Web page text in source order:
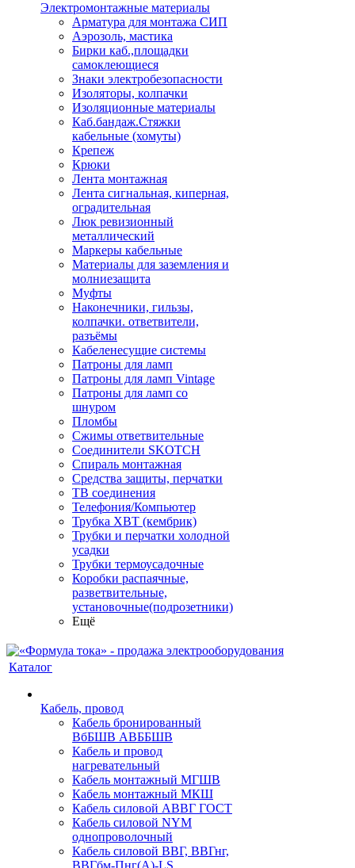
Электромонтажные материалы
Арматура для монтажа СИП
Аэрозоль, мастика
Бирки каб.,площадки
самоклеющиеся
Знаки электробезопасности
Изоляторы, колпачки
Изоляционные материалы
Каб.бандаж.Стяжки
кабельные (хомуты)
Крепеж
Крюки
Лента монтажная
Лента сигнальная, киперная,
оградительная
Люк ревизионный
металлический
Маркеры кабельные
Материалы для заземления и
молниезащита
Муфты
Наконечники, гильзы,
колпачки. ответвители,
разъёмы
Кабеленесущие системы
Патроны для ламп
Патроны для ламп Vintage
Патроны для ламп со
шнуром
Пломбы
Сжимы ответвительные
Соединители SKOTCH
Спираль монтажная
Средства защиты, перчатки
ТВ соединения
Телефония/Компьютер
Трубка ХВТ (кембрик)
Трубки и перчатки холодной
усадки
Трубки термоусадочные
Коробки распаячные,
разветвительные,
установочные(подрозетники)
Ещё
Каталог
Кабель, провод
Кабель бронированный
ВбБШВ АВББШВ
Кабель и провод
нагревательный
Кабель монтажный МГШВ
Кабель монтажный МКШ
Кабель силовой АВВГ ГОСТ
Кабель силовой NYM
однопроволочный
Кабель силовой ВВГ, ВВГнг,